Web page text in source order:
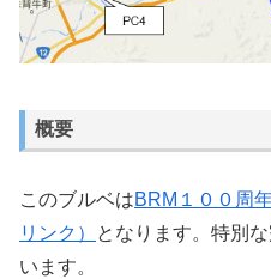
概要
このブルベはBRM１００周
リンク）
となります。特別
います。